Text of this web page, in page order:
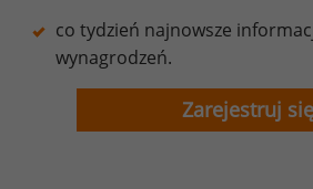
co tydzień najnowsze
wynagrodzeń.
Zarejestruj się